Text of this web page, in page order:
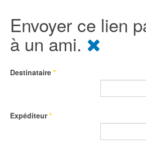
Envoyer ce lien
à un ami.
Destinataire *
Expéditeur*